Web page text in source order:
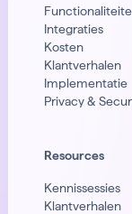
Integraties
Kosten
Klantverhalen
Implementatie
Privacy &
Resources
Kennissessies
Klantverhalen